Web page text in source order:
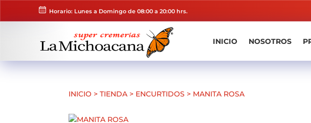
Horario: Lunes a Domingo de 08:00 a 20:00 hrs.
INICIO NOSOTROS
INICIO >TIENDA > ENCURTIDOS > MANITA ROSA